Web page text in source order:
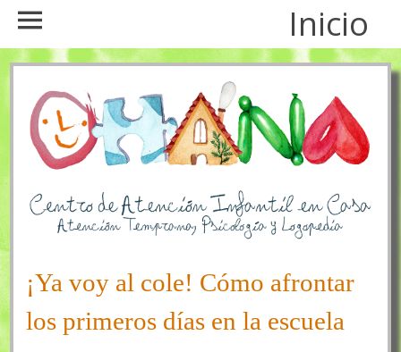
Inicio
¡Ya voy al cole! Cómo afrontar
los primeros días en la escuela